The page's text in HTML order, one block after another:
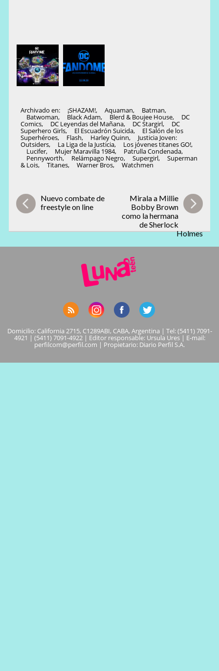
Archivado en: ¡SHAZAM!, Aquaman, Batman,
Batwoman, Black Adam, Blerd & Boujee House, DC
Comics, DC Leyendas del Mañana, DC Stargirl, DC
Superhero Girls, El Escuadrón Suicida, El Salón de los
Superhéroes, Flash, Harley Quinn, Justicia Joven:
Outsiders, La Liga de la Justicia, Los jóvenes titanes GO!,
Lucifer, Mujer Maravilla 1984, Patrulla Condenada,
Pennyworth, Relámpago Negro, Supergirl, Superman
& Lois, Titanes, Warner Bros, Watchmen
Nuevo combate de
freestyle on line
Mirala a Millie
Bobby Brown
como la hermana
de Sherlock
Holmes
Domicilio: California 2715, C1289ABI, CABA, Argentina | Tel: (5411) 7091-
4921 | (5411) 7091-4922 | Editor responsable: Ursula Ures | E-mail:
perfilcom@perfil.com | Propietario: Diario Perfil S.A.